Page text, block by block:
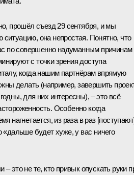
прошёл съезд 29 сентября, и мы
она непростая. Понятно, что
по совершенно надуманным причинам
с точки зрения доступа
когда нашим партнёрам впрямую
делать (например, завершить
для них интересны), – это всё
Особенно когда
нагнетается, из раза в раз
«дальше будет хуже, у вас ничего
– это не те, кто привык опускать руки